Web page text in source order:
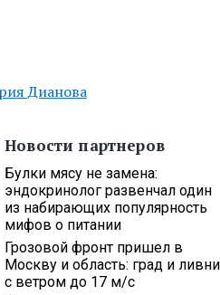
Дианова
Новости партнеров
Булки мясу не замена:
эндокринолог развенчал один
из набирающих популярность
мифов о питании
Грозовой фронт пришел в
Москву и область: град и ливни
с ветром до 17 м/с